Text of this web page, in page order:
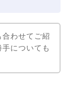
わせてご紹
についても